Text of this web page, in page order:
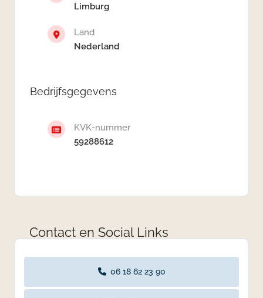
Limburg
Land
Nederland
Bedrijfsgegevens
KVK-nummer
59288612
Contact en Social Links
06 18 62 23 90